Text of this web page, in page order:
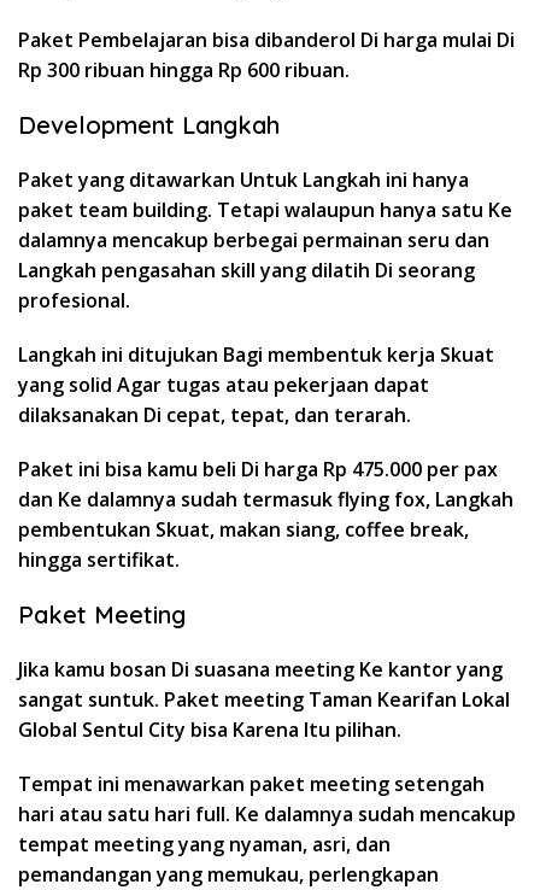
Paket Pembelajaran bisa dibanderol Di harga mulai Di
Rp 300 ribuan hingga Rp 600 ribuan.
Development Langkah
Paket yang ditawarkan Untuk Langkah ini hanya
paket team building. Tetapi walaupun hanya satu Ke
dalamnya mencakup berbegai permainan seru dan
Langkah pengasahan skill yang dilatih Di seorang
profesional.
Langkah ini ditujukan Bagi membentuk kerja Skuat
yang solid Agar tugas atau pekerjaan dapat
dilaksanakan Di cepat, tepat, dan terarah.
Paket ini bisa kamu beli Di harga Rp 475.000 per pax
dan Ke dalamnya sudah termasuk flying fox, Langkah
pembentukan Skuat, makan siang, coffee break,
hingga sertifikat.
Paket Meeting
Jika kamu bosan Di suasana meeting Ke kantor yang
sangat suntuk. Paket meeting Taman Kearifan Lokal
Global Sentul City bisa Karena Itu pilihan.
Tempat ini menawarkan paket meeting setengah
hari atau satu hari full. Ke dalamnya sudah mencakup
tempat meeting yang nyaman, asri, dan
pemandangan yang memukau, perlengkapan